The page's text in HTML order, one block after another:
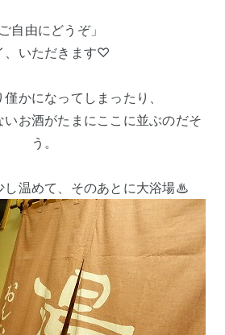
ご自由にどうぞ」
、いただきます♡
かになってしまったり、
お酒がたまにここに並ぶのだそ
う。
し温めて、そのあとに大浴場♨